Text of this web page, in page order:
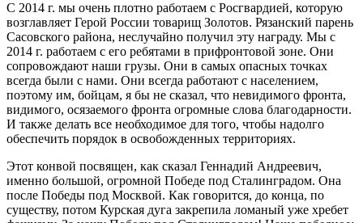
С 2014 г. мы очень плотно работаем с Росгвардией, которую
возглавляет Герой России товарищ Золотов. Рязанский парень
Сасовского района, неслучайно получил эту награду. Мы с
2014 г. работаем с его ребятами в прифронтовой зоне. Они
сопровождают наши грузы. Они в самых опасных точках
всегда были с нами. Они всегда работают с населением,
поэтому им, бойцам, я бы не сказал, что невидимого фронта,
видимого, осязаемого фронта огромные слова благодарности.
И также делать все необходимое для того, чтобы надолго
обеспечить порядок в освобожденных территориях.
Этот конвой посвящен, как сказал Геннадий Андреевич,
именно большой, огромной Победе под Сталинградом. Она
после Победы под Москвой. Как говорится, до конца, по
существу, потом Курская дуга закрепила ломаный уже хребет